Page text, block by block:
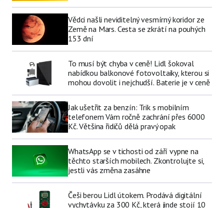
Vědci našli neviditelný vesmírný koridor ze
Země na Mars. Cesta se zkrátí na pouhých
153 dní
To musí být chyba v ceně! Lidl šokoval
nabídkou balkonové fotovoltaiky, kterou si
mohou dovolit i nejchudší. Baterie je v ceně
Jak ušetřit za benzín: Trik s mobilním
telefonem Vám ročně zachrání přes 6000
Kč. Většina řidičů dělá pravý opak
WhatsApp se v tichosti od září vypne na
těchto starších mobilech. Zkontrolujte si,
jestli vás změna zasáhne
Češi berou Lidl útokem. Prodává digitální
vychytávku za 300 Kč, která jinde stojí 10